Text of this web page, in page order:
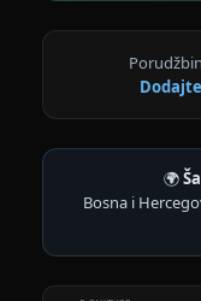
🌍
Bosna i